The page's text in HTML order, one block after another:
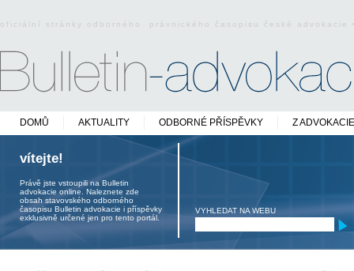
oficiální stránky odborného právnického časopisu české
DOMŮ AKTUALITY ODBORNÉ PŘÍSPĚVKY Z ADVOKACIE
vítejte!
Právě jste vstoupili na Bulletin
advokacie online. Naleznete zde
obsah stavovského odborného
časopisu Bulletin advokacie i příspěvky
exklusivně určené jen pro tento portál.
VYHLEDAT NA WEBU